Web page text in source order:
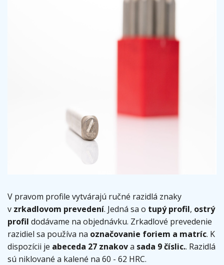
V pravom profile vytvárajú ručné razidlá znaky
v zrkadlovom prevedení. Jedná sa o tupý profil, ostrý
profil dodávame na objednávku. Zrkadlové prevedenie
razidiel sa používa na označovanie foriem a matríc. K
dispozícii je abeceda 27 znakova sada 9 číslic.. Razidlá
sú niklované a kalené na 60 - 62 HRC.